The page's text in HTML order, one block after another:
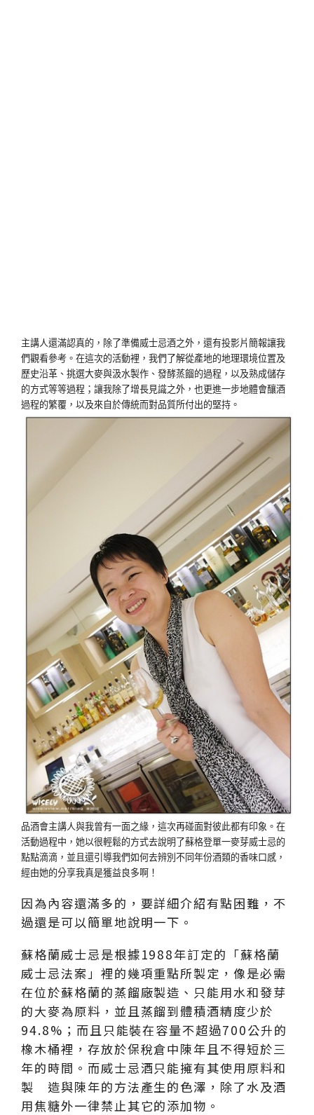
主講人還滿認真的，除了準備威士忌酒之外，還有投影片簡報讓我
們觀看參考。在這次的活動裡，我們了解從產地的地理環境位置及
歷史沿革、挑選大麥與汲水製作、發酵蒸餾的過程，以及熟成儲存
的方式等等過程；讓我除了增長見識之外，也更進一步地體會釀酒
過程的繁覆，以及來自於傳統而對品質所付出的堅持。
品酒會主講人與我曾有一面之緣，這次再碰面對彼此都有印象。在
活動過程中，她以很輕鬆的方式去說明了蘇格登單一麥芽威士忌的
點點滴滴，並且還引導我們如何去辨別不同年份酒類的香味口感，
經由她的分享我真是獲益良多啊！
因為內容還滿多的，要詳細介紹有點困難，不
過還是可以簡單地說明一下。
蘇格蘭威士忌是根據1988年訂定的「蘇格蘭
威士忌法案」裡的幾項重點所製定，像是必需
在位於蘇格蘭的蒸餾廠製造、只能用水和發芽
的大麥為原料，並且蒸餾到體積酒精度少於
94.8%；而且只能裝在容量不超過700公升的
橡木桶裡，存放於保稅倉中陳年且不得短於三
年的時間。而威士忌酒只能擁有其使用原料和
製 造與陳年的方法產生的色澤，除了水及酒
用焦糖外一律禁止其它的添加物。